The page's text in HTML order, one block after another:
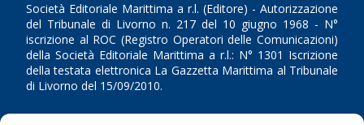
Società Editoriale Marittima a r.l. (Editore) - Autorizzazione
del Tribunale di Livorno n. 217 del 10 giugno 1968 - N°
iscrizione al ROC (Registro Operatori delle Comunicazioni)
della Società Editoriale Marittima a r.l.: N° 1301 Iscrizione
della testata elettronica La Gazzetta Marittima al Tribunale
di Livorno del 15/09/2010.